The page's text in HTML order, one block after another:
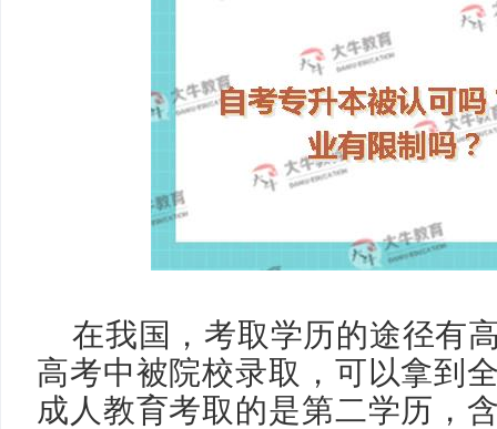
在我国，考取学历的途径有
高考中被院校录取，可以拿到
成人教育考取的是第二学历，